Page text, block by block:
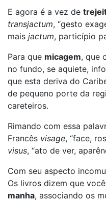
E agora é a vez de
transjactum, “gesto
mais jactum, particípio
Para que micagem, que
no fundo, se aquiete,
que esta deriva do
de pequeno porte da
careteiros.
Rimando com essa
Francês visage, “face,
visus, “ato de ver,
Com seu aspecto
Os livros dizem que
manha, associando os